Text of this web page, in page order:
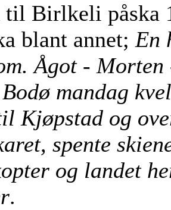
til Birlkeli påska
blant annet; En
Ågot - Morten
mandag
Kjøpstad og
spente
og landet
.